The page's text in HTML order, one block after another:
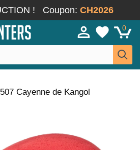
! Coupon: CH2026
0
Cayenne de Kangol